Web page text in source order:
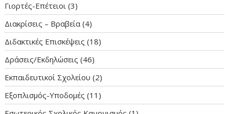
Γιορτές-Επέτειοι (3)
Διακρίσεις – Βραβεία (4)
Διδακτικές Επισκέψεις (18)
Δράσεις/Εκδηλώσεις (46)
Εκπαιδευτικοί Σχολείου (2)
Εξοπλισμός-Υποδομές (11)